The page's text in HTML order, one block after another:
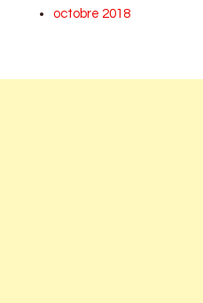
octobre 2018